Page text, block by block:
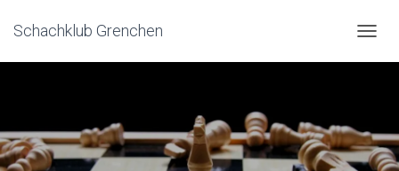
Schachklub Grenchen
A
A
T